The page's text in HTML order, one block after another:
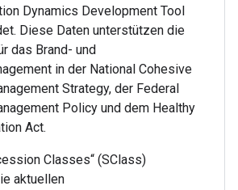
Dynamics Development Tool
Diese Daten unterstützen die
das Brand- und
in der National Cohesive
Strategy, der Federal
Policy und dem Healthy
Act.
Classes“ (SClass)
aktuellen